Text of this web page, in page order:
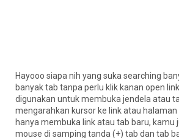
Hayooo siapa nih yang suka searching
banyak tab tanpa perlu klik kanan open
digunakan untuk membuka jendela atau
mengarahkan kursor ke link atau
hanya membuka link atau tab baru,
mouse di samping tanda (+) tab dan tab